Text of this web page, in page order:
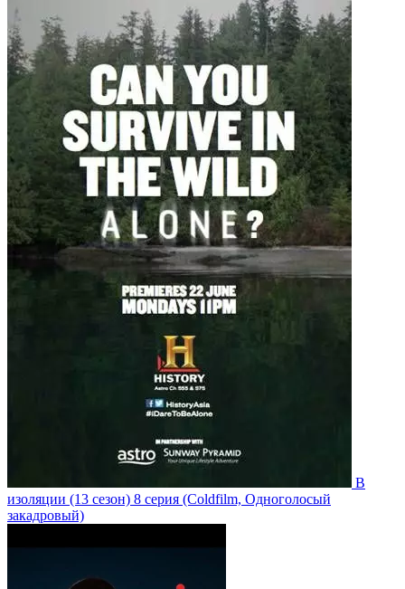
В
изоляции (13 сезон) 8 серия (Coldfilm, Одноголосый
закадровый)